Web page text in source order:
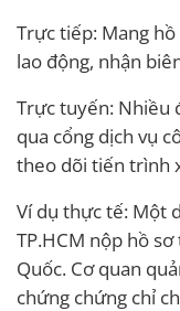
Trực tiếp: Mang
lao động, nhận
Trực tuyến: Nhiều
qua cổng dịch vụ
theo dõi tiến trình
Ví dụ thực tế: Một
TP.HCM nộp hồ
Quốc. Cơ quan
chứng chứng chỉ